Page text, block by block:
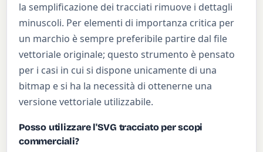
la semplificazione dei tracciati rimuove i dettagli
minuscoli. Per elementi di importanza critica per
un marchio è sempre preferibile partire dal file
vettoriale originale; questo strumento è pensato
per i casi in cui si dispone unicamente di una
bitmap e si ha la necessità di ottenerne una
versione vettoriale utilizzabile.
Posso utilizzare l'SVG tracciato per scopi
commerciali?